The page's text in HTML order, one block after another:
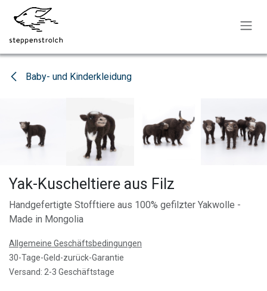
Zum Inhalt springen
Baby- und Kinderkleidung
Yak-Kuscheltiere aus Filz
Handgefertigte Stofftiere aus 100% gefilzter Yakwolle -
Made in Mongolia
Allgemeine Geschäftsbedingungen
30-Tage-Geld-zurück-Garantie
Versand: 2-3 Geschäftstage